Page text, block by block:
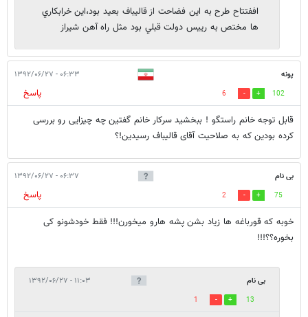
اففتتاح طرح به اين فضاحت از قاليباف بعيد بود،اين خرابكاري
ها مختص به رييس دولت قبلي بود مثل راه آهن شيراز
پونه ۰۶:۳۳ - ۱۳۹۲/۰۶/۲۷
102
6
پاسخ
قابل توجه خانم راستگو ! ببخشید سرکار خانم گفتین چه چیزایی رو بررسی
کرده بودین که به صلاحیت آقای قالیباف رسیدین!؟
بی نام ۰۶:۳۷ - ۱۳۹۲/۰۶/۲۷
75
2
پاسخ
خوبه که قورباغه ها زیاد بشن پشه هارو میخورن!!! فقط خودشونو کی
بخوره؟؟!!!
بی نام ۱۱:۰۳ - ۱۳۹۲/۰۶/۲۷
13
1